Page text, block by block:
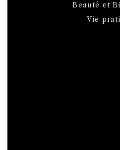
Beauté et
Vie